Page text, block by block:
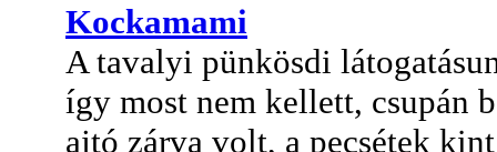
Kockamami
A tavalyi pünkösdi
így most nem kellett, csupán
ajtó zárva volt, a pecsétek